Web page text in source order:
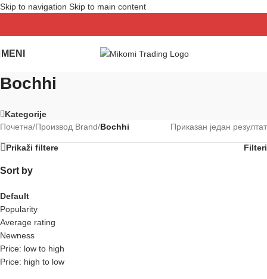
Skip to navigation Skip to main content
MENI
Bochhi
Kategorije
Почетна/Производ Brand/Bochhi Приказан један резултат
Prikaži filtere Filteri
Sort by
Default
Popularity
Average rating
Newness
Price: low to high
Price: high to low